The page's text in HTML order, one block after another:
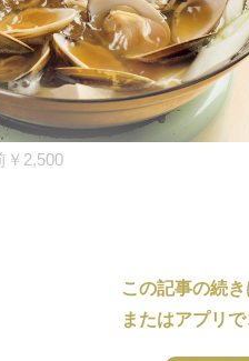
2,500
この記事の続
またはアプリ